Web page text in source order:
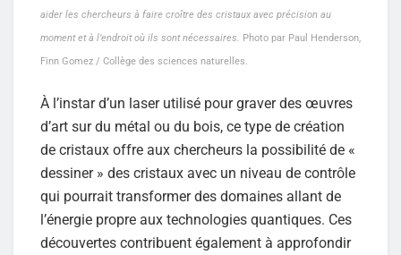
aider les chercheurs à faire croître des cristaux avec précision au
moment et à l’endroit où ils sont nécessaires. Photo par Paul Henderson,
Finn Gomez / Collège des sciences naturelles.
À l’instar d’un laser utilisé pour graver des œuvres
d’art sur du métal ou du bois, ce type de création
de cristaux offre aux chercheurs la possibilité de «
dessiner » des cristaux avec un niveau de contrôle
qui pourrait transformer des domaines allant de
l’énergie propre aux technologies quantiques. Ces
découvertes contribuent également à approfondir